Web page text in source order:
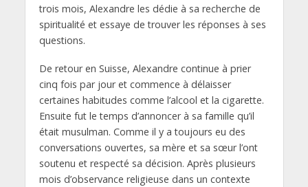
trois mois, Alexandre les dédie à sa recherche de
spiritualité et essaye de trouver les réponses à ses
questions.
De retour en Suisse, Alexandre continue à prier
cinq fois par jour et commence à délaisser
certaines habitudes comme l’alcool et la cigarette.
Ensuite fut le temps d’annoncer à sa famille qu’il
était musulman. Comme il y a toujours eu des
conversations ouvertes, sa mère et sa sœur l’ont
soutenu et respecté sa décision. Après plusieurs
mois d’observance religieuse dans un contexte